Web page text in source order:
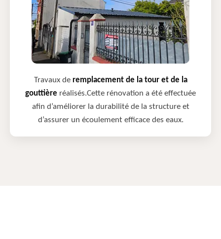
Travaux de remplacement de la tour et de la
gouttière réalisés.Cette rénovation a été effectuée
afin d’améliorer la durabilité de la structure et
d’assurer un écoulement efficace des eaux.